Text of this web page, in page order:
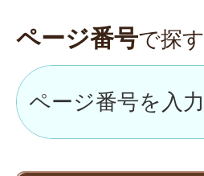
ページ番号で探す